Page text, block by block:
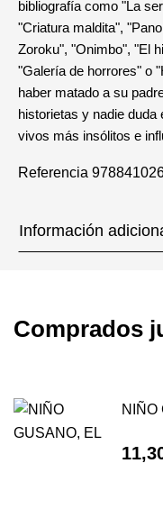
bibliografía como "La
"Criatura maldita",
Zoroku", "Onimbo", "El
"Galería de horrores" o
haber matado a su
historietas y nadie duda
vivos más insólitos e
Referencia
Información
Comprados
NIÑO